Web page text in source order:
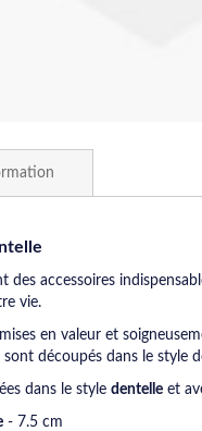
des accessoires
vie.
en valeur et
découpés dans le style
dans le style dentelle et
- 7.5 cm